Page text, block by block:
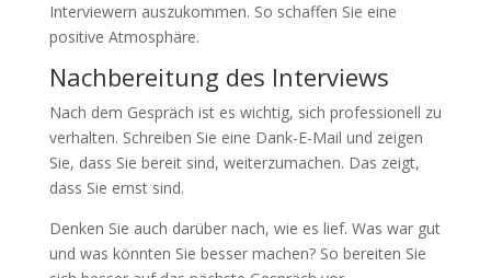
Interviewern auszukommen. So schaffen Sie eine
positive Atmosphäre.
Nachbereitung des Interviews
Nach dem Gespräch ist es wichtig, sich professionell zu
verhalten. Schreiben Sie eine Dank-E-Mail und zeigen
Sie, dass Sie bereit sind, weiterzumachen. Das zeigt,
dass Sie ernst sind.
Denken Sie auch darüber nach, wie es lief. Was war gut
und was könnten Sie besser machen? So bereiten Sie